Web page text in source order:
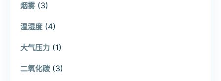
烟雾 (3)
温湿度 (4)
大气压力 (1)
二氧化碳 (3)